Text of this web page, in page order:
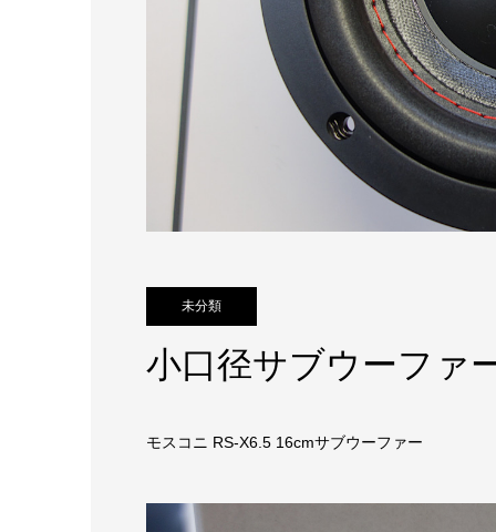
未分類
小口径サブウーファ
モスコニ RS-X6.5 16cmサブウーファー